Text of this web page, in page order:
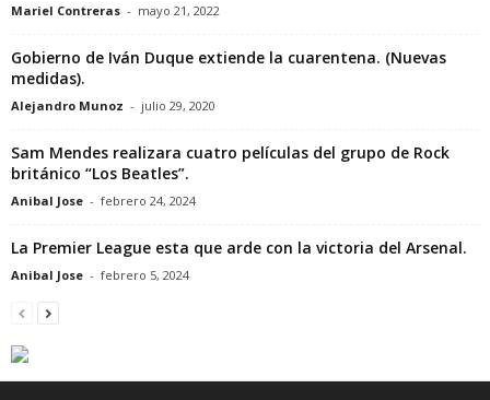
Mariel Contreras - mayo 21, 2022
Gobierno de Iván Duque extiende la cuarentena. (Nuevas
medidas).
Alejandro Munoz - julio 29, 2020
Sam Mendes realizara cuatro películas del grupo de Rock
británico “Los Beatles”.
Anibal Jose - febrero 24, 2024
La Premier League esta que arde con la victoria del Arsenal.
Anibal Jose - febrero 5, 2024